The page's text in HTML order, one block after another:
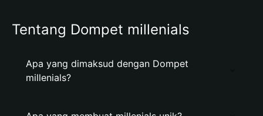
Tentang Dompet millenials
Apa yang dimaksud dengan Dompet
millenials?